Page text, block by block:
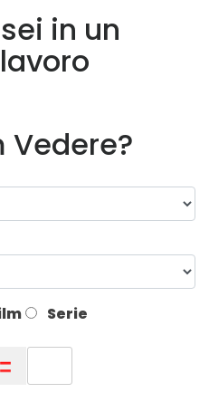
in un
Vedere?
Serie